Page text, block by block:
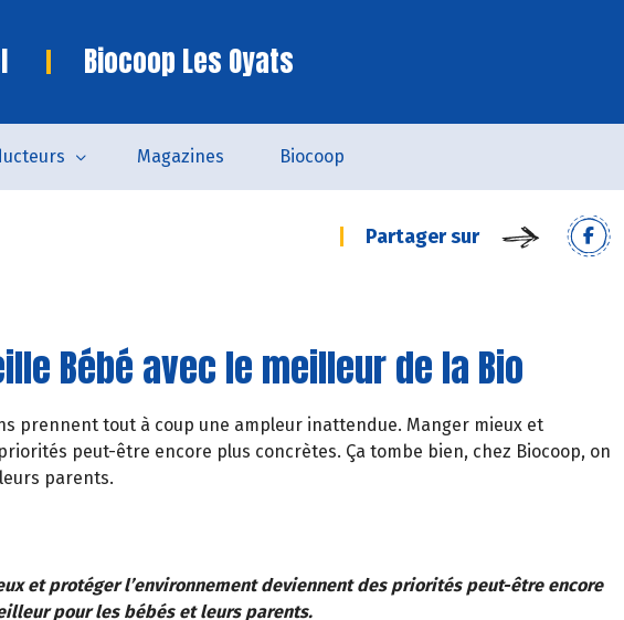
Biocoop Les Oyats
Magazines Biocoop
Partager sur
Bébé avec le meilleur de la Bio
prennent tout à coup une ampleur inattendue. Manger mieux et
peut-être encore plus concrètes. Ça tombe bien, chez Biocoop, on
parents.
et protéger l’environnement deviennent des priorités peut-être encore
pour les bébés et leurs parents.